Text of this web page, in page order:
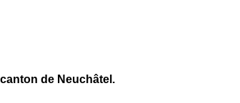
de Neuchâtel.